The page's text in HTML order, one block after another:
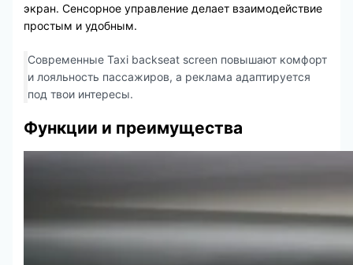
экран. Сенсорное управление делает взаимодействие
простым и удобным.
Современные Taxi backseat screen повышают комфорт
и лояльность пассажиров, а реклама адаптируется
под твои интересы.
Функции и преимущества